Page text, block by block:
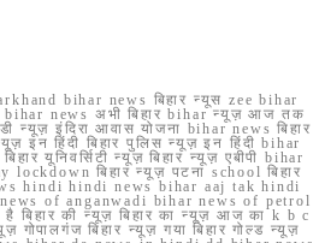
bihar news बिहार न्यूस zee bihar
bihar news अभी बिहार bihar न्यूज़ आज तक
इंदिरा आवास योजना bihar news बिहार
इन हिंदी बिहार पुलिस न्यूज़ इन हिंदी bihar
यूनिवर्सिटी न्यूज़ बिहार न्यूज़ एबीपी bihar
lockdown बिहार न्यूज़ पटना school बिहार
hindi hindi news bihar aaj tak hindi
of anganwadi bihar news of petrol
है बिहार की न्यूज़ बिहार का न्यूज़ आज का k b c
गोपालगंज बिहार न्यूज़ गया बिहार गोल्ड न्यूज़